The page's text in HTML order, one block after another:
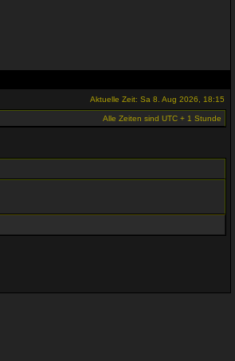
Aktuelle Zeit: Sa 8. Aug 2026, 18:15
Alle Zeiten sind UTC + 1 Stunde